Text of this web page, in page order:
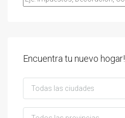
Encuentra tu nuevo hogar!
Todas las ciudades